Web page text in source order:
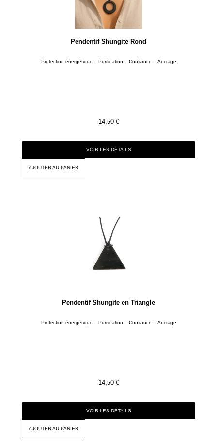
Pendentif Shungite Rond
Protection énergétique – Purification – Confiance – Ancrage
14,50 €
VOIR LES DÉTAILS
AJOUTER AU PANIER
Pendentif Shungite en Triangle
Protection énergétique – Purification – Confiance – Ancrage
14,50 €
VOIR LES DÉTAILS
AJOUTER AU PANIER